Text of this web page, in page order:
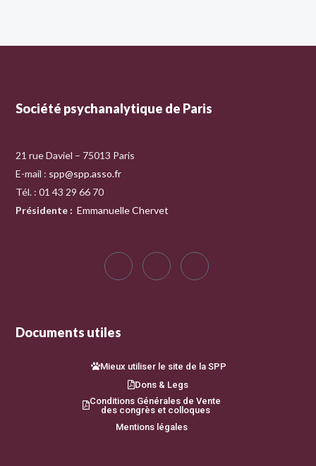
Société psychanalytique de Paris
21 rue Daviel – 75013 Paris
E-mail : spp@spp.asso.fr
Tél. : 01 43 29 66 70
Présidente : Emmanuelle Chervet
Documents utiles
Mieux utiliser le site de la SPP
Dons & Legs
Conditions Générales de Vente
des congrès et colloques
Mentions légales